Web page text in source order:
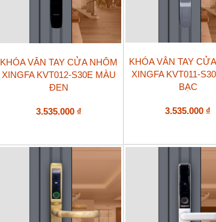
KHÓA VÂN TAY CỬA NHÔM
XINGFA KVT012-S30E MÀU
ĐEN
3.535.000 ₫
KHÓA VÂN TAY
XINGFA KVT011-
BẠC
3.535.000 ₫